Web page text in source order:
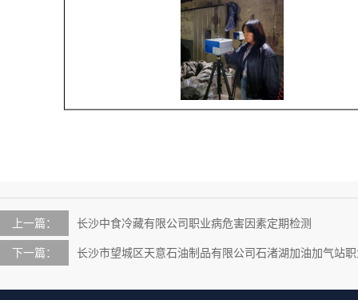
上一篇： 长沙中食冷藏有限公司职业病危害因素定期检测
下一篇： 长沙市望城区天意石油制品有限公司石渚湖加油加气站